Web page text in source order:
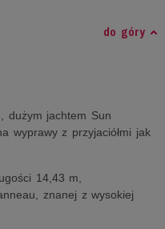
do góry
dużym jachtem Sun
wyprawy z przyjaciółmi jak
14,43 m,
znanej z wysokiej